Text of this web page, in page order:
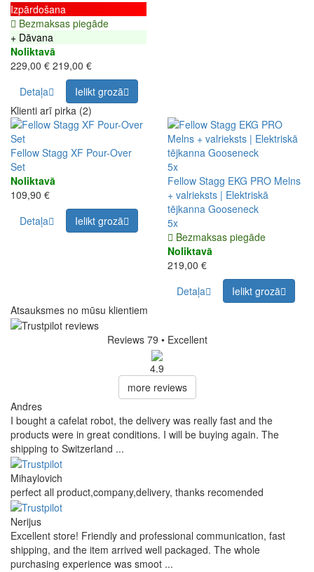
Izpārdošana
Bezmaksas piegāde
+ Dāvana
Noliktavā
229,00 € 219,00 €
Detaļa
Ielikt grozā
Klienti arī pirka (2)
Fellow Stagg XF Pour-Over
Set
Noliktavā
109,90 €
Detaļa
Ielikt grozā
5x
Fellow Stagg EKG PRO Melns
+ valrieksts | Elektriskā
tējkanna Gooseneck
5x
Bezmaksas piegāde
Noliktavā
219,00 €
Detaļa
Ielikt grozā
Atsauksmes no mūsu klientiem
Reviews 79 • Excellent
4.9
more reviews
Andres
I bought a cafelat robot, the delivery was really fast and the
products were in great conditions. I will be buying again. The
shipping to Switzerland ...
Mihaylovich
perfect all product,company,delivery, thanks recomended
Nerijus
Excellent store! Friendly and professional communication, fast
shipping, and the item arrived well packaged. The whole
purchasing experience was smoot ...